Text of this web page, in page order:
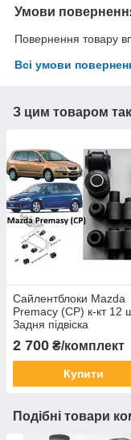
Умови
Повернення товару
Всі умови
З цим товаром
Сайлентблоки Mazda
Premacy (CP) к-кт 12
Задня підвіска
2 700 ₴/комплект
Купити
Подібні товари